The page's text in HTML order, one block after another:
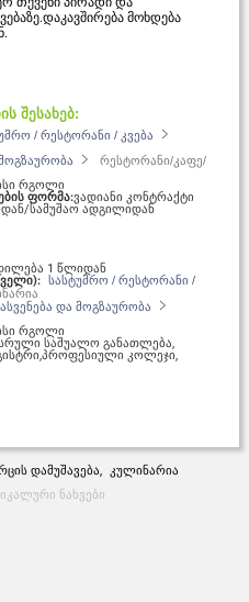
შესახებ:
/ რესტორანი / კვება
რესტორანი/კაფე/
რგოლი
ფორმა:ვადიანი კონტრაქტი
სამუშაო ადგილიდან
1 წლიდან
სასტუმრო / რესტორანი /
და მოგზაურობა
რგოლი
საშუალო განათლება,
პროფესიული კოლეჯი,
მოხდება
დამუშავება, კულინარია
ნახვები